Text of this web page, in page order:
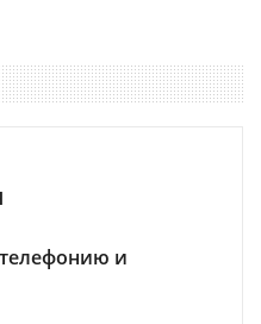
и